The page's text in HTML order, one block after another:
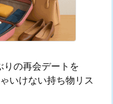
りの再会デートを
いけない持ち物リス